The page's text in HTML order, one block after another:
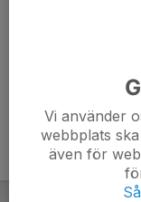
Vi använder
webbplats
även för